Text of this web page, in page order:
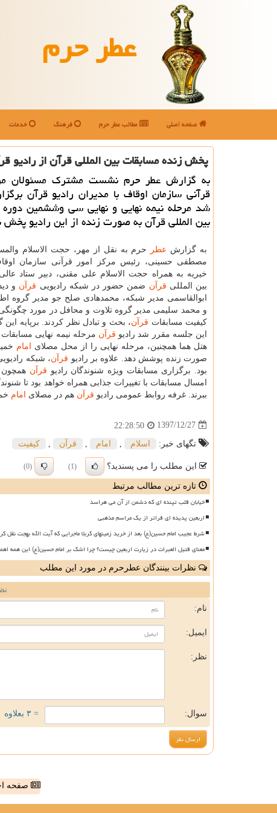
عطر حرم
صفحه اصلی مطالب عطر حرم فرهنگ خدمات
پخش زنده مسابقات بین المللی قرآن از رادیو
به گزارش عطر حرم نشست مشترك مسئولان
قرآنی سازمان اوقاف با مدیران رادیو قرآن
شد مرحله نیمه نهایی و نهایی سی وششمین
بین المللی قرآن به صورت زنده از این رادیو
به گزارش عطر
حرم به نقل از مهر، حجت الاسلام
مصطفی حسینی، رئیس مركز امور قرآنی سازمان
خیریه به همراه حجت الاسلام علی مقنی، دبیر ستاد
بین المللی قرآن ضمن حضور در شبكه رادیویی قرآن و
ابوالقاسمی مدیر شبكه، محمدهادی صلح جو مدیر گروه
و محمد سلیمی مدیر گروه تلاوت و محافل در مورد
كیفیت مسابقات قرآن، بحث و تبادل نظر كردند. برپایه این
این جلسه مقرر شد رادیو قرآن مرحله نیمه نهایی
هتل هما همچنین، مرحله نهایی را از محل مصلای
امام
صورت زنده پوشش دهد. علاوه بر رادیو قرآن، شبكه
بود. برگزاری مسابقات ویژه شنوندگان رادیو قرآن همچون
امسال مسابقات با تغییرات جذابی همراه خواهد بود تا
ببرند. غرفه روابط عمومی رادیو قرآن هم در مصلای امام
1397/12/27
22:28:50
تگهای خبر: اسلام امام قرآن كیفیت
این مطلب را می پسندید؟ (1)
(0)
تازه ترین مطالب مرتبط
خیابان قلب تپنده ای که دشمن از آن می هراسد
اربعین پدیده ای فراتر از یک مراسم مذهبی
شرط عجیب امام حسین(ع) بعد از خرید زمینهای کربلا ماجرایی که آیت الله بهجت نقل
معنای قتیل العبرات در زیارت اربعین چیست؟ چرا اشک بر امام حسین(ع) این همه
نظرات بینندگان عطرحرم در مورد این مطلب
نام:
ایمیل:
نظر:
سوال: = ۳ بعلاوه ۱
صفحه